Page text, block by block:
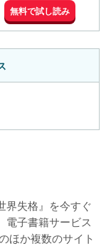
無料で試し読み
界失格』を今すぐ
電子書籍サービス
ほか複数のサイト